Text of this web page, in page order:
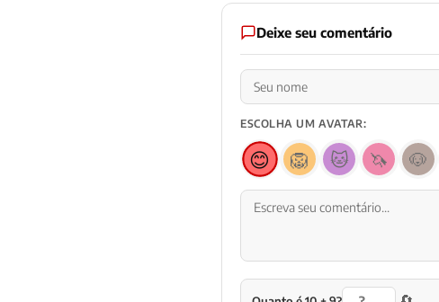
Deixe seu comentário
ESCOLHA UM AVATAR:
😊 🦁 🐱 🦄 🐶